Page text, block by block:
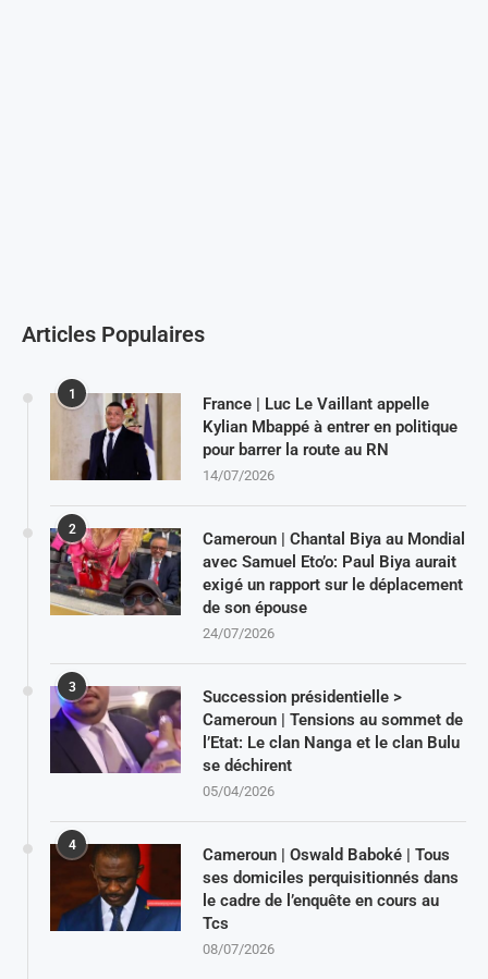
Articles Populaires
1
France | Luc Le Vaillant appelle
Kylian Mbappé à entrer en politique
pour barrer la route au RN
14/07/2026
2
Cameroun | Chantal Biya au Mondial
avec Samuel Eto’o: Paul Biya aurait
exigé un rapport sur le déplacement
de son épouse
24/07/2026
3
Succession présidentielle >
Cameroun | Tensions au sommet de
l’Etat: Le clan Nanga et le clan Bulu
se déchirent
05/04/2026
4
Cameroun | Oswald Baboké | Tous
ses domiciles perquisitionnés dans
le cadre de l’enquête en cours au
Tcs
08/07/2026